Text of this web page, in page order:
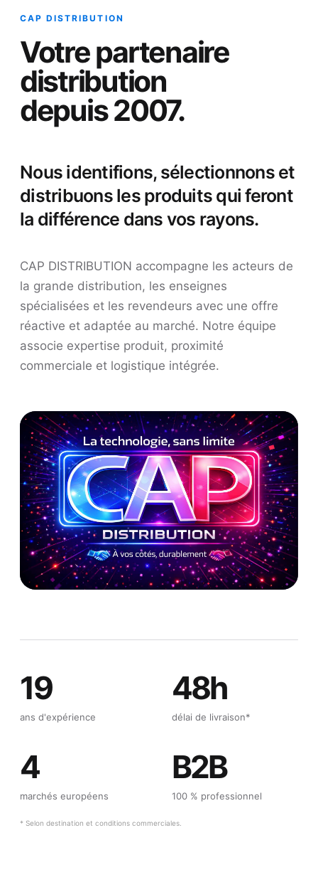
CAP DISTRIBUTION
Votre partenaire
distribution
depuis 2007.
Nous identifions, sélectionnons et
distribuons les produits qui feront
la différence dans vos rayons.
CAP DISTRIBUTION accompagne les acteurs de
la grande distribution, les enseignes
spécialisées et les revendeurs avec une offre
réactive et adaptée au marché. Notre équipe
associe expertise produit, proximité
commerciale et logistique intégrée.
19
ans d'expérience
48h
délai de livraison*
4
marchés européens
B2B
100 % professionnel
* Selon destination et conditions commerciales.